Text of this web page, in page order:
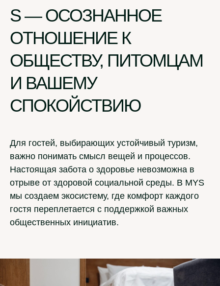
S — ОСОЗНАННОЕ
ОТНОШЕНИЕ К
ОБЩЕСТВУ, ПИТОМЦАМ
И ВАШЕМУ
СПОКОЙСТВИЮ
Для гостей, выбирающих устойчивый туризм,
важно понимать смысл вещей и процессов.
Настоящая забота о здоровье невозможна в
отрыве от здоровой социальной среды. В MYS
мы создаем экосистему, где комфорт каждого
гостя переплетается с поддержкой важных
общественных инициатив.